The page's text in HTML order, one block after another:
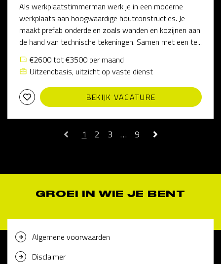
Als werkplaatstimmerman werk je in een moderne
werkplaats aan hoogwaardige houtconstructies. Je
maakt prefab onderdelen zoals wanden en kozijnen aan
de hand van technische tekeningen. Samen met een te...
€2600 tot €3500 per maand
Uitzendbasis, uitzicht op vaste dienst
BEKIJK VACATURE
1 2 3 … 9
GROEI IN WIE JE BENT
Algemene voorwaarden
Disclaimer